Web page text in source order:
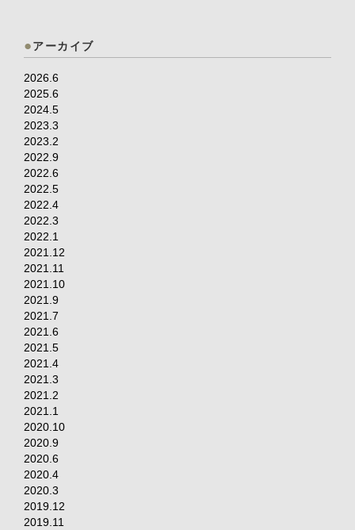
アーカイブ
2026.6
2025.6
2024.5
2023.3
2023.2
2022.9
2022.6
2022.5
2022.4
2022.3
2022.1
2021.12
2021.11
2021.10
2021.9
2021.7
2021.6
2021.5
2021.4
2021.3
2021.2
2021.1
2020.10
2020.9
2020.6
2020.4
2020.3
2019.12
2019.11